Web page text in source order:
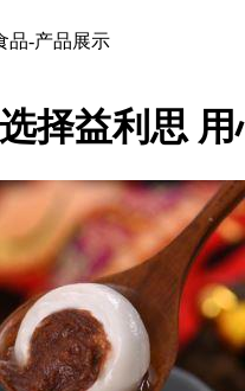
品-产品展示
择益利思